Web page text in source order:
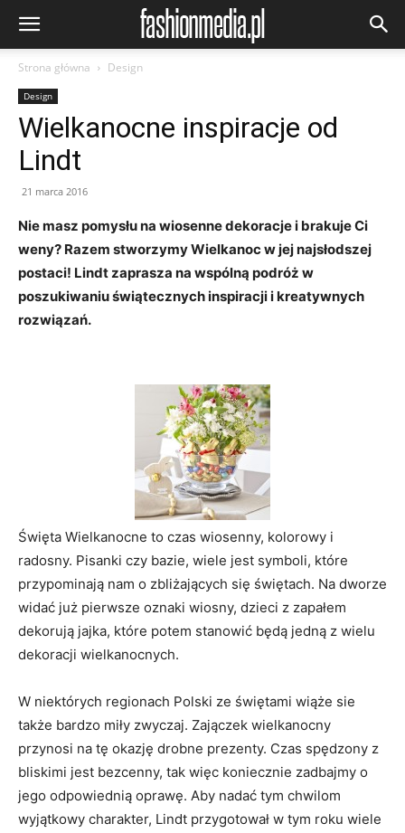
Strona główna Design
Design
Wielkanocne inspiracje od
Lindt
21 marca 2016
Nie masz pomysłu na wiosenne dekoracje i brakuje Ci
weny? Razem stworzymy Wielkanoc w jej najsłodszej
postaci! Lindt zaprasza na wspólną podróż w
poszukiwaniu świątecznych inspiracji i kreatywnych
rozwiązań.
Święta Wielkanocne to czas wiosenny, kolorowy i
radosny. Pisanki czy bazie, wiele jest symboli, które
przypominają nam o zbliżających się świętach. Na dworze
widać już pierwsze oznaki wiosny, dzieci z zapałem
dekorują jajka, które potem stanowić będą jedną z wielu
dekoracji wielkanocnych.
W niektórych regionach Polski ze świętami wiąże sie
także bardzo miły zwyczaj. Zajączek wielkanocny
przynosi na tę okazję drobne prezenty. Czas spędzony z
bliskimi jest bezcenny, tak więc koniecznie zadbajmy o
jego odpowiednią oprawę. Aby nadać tym chwilom
wyjątkowy charakter, Lindt przygotował w tym roku wiele